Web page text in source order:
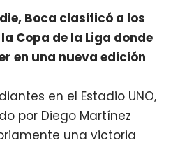
Boca clasificó a los
Copa de la Liga donde
en una nueva edición
en el Estadio UNO,
por Diego Martínez
una victoria